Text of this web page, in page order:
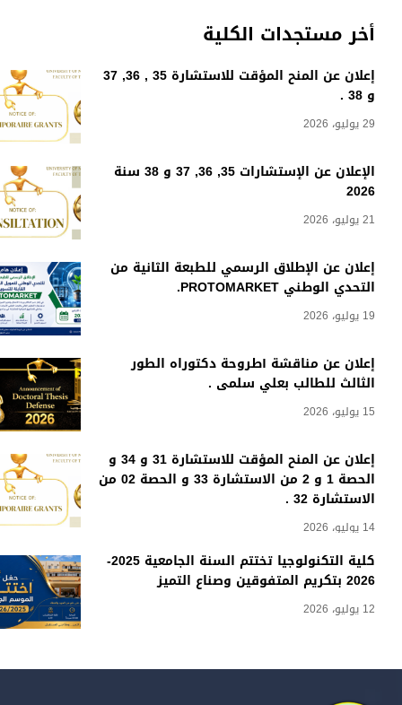
أخر مستجدات الكلية
إعلان عن المنح المؤقت للاستشارة 35 , 36, 37
و 38 .
29 يوليو، 2026
الإعلان عن الإستشارات 35, 36, 37 و 38 سنة
2026
21 يوليو، 2026
إعلان عن الإطلاق الرسمي للطبعة الثانية من
التحدي الوطني PROTOMARKET.
19 يوليو، 2026
إعلان عن مناقشة أطروحة دكتوراه الطور
الثالث للطالب بعلي سلمى .
15 يوليو، 2026
إعلان عن المنح المؤقت للاستشارة 31 و 34 و
الحصة 1 و 2 من الاستشارة 33 و الحصة 02 من
الاستشارة 32 .
14 يوليو، 2026
كلية التكنولوجيا تختتم السنة الجامعية 2025-
2026 بتكريم المتفوقين وصناع التميز
12 يوليو، 2026